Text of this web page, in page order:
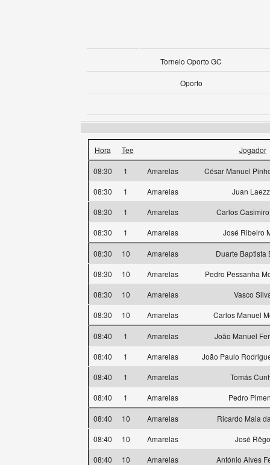
Torneio Oporto GC
Oporto
Hora Tee Jogador
08:30 1 Amarelas
César Manuel
08:30
1 Amarelas
Juan
08:30
1 Amarelas
Carlos
08:30
1 Amarelas José Ribeiro
08:30 10 Amarelas
Duarte Baptista
08:30
10 Amarelas
Pedro Pessanha
08:30
10 Amarelas
Vasco
08:30
10 Amarelas Carlos Manuel
08:40 1 Amarelas
João Manuel
08:40
1 Amarelas
João Paulo
08:40
1 Amarelas
Tomás
08:40
1 Amarelas Pedro
08:40 10 Amarelas
Ricardo Maia
08:40
10 Amarelas
José Rêgo
08:40
10 Amarelas
António Alves